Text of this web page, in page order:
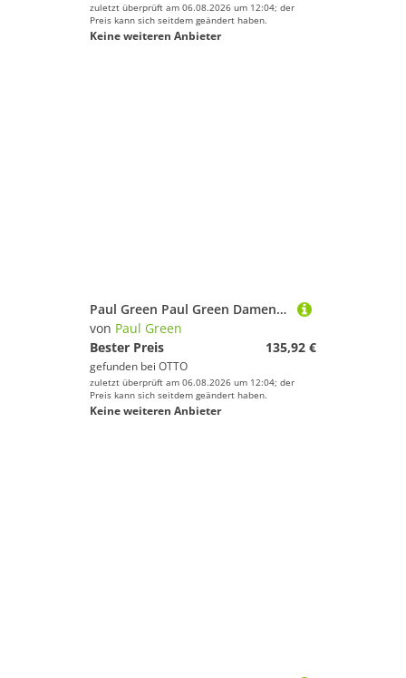
zuletzt überprüft am 06.08.2026 um 12:04; der
Preis kann sich seitdem geändert haben.
Keine weiteren Anbieter
Paul Green Paul Green Damen Sneaker schwarz Sneaker
von Paul Green
Bester Preis
135,92 €
gefunden bei OTTO
zuletzt überprüft am 06.08.2026 um 12:04; der
Preis kann sich seitdem geändert haben.
Keine weiteren Anbieter